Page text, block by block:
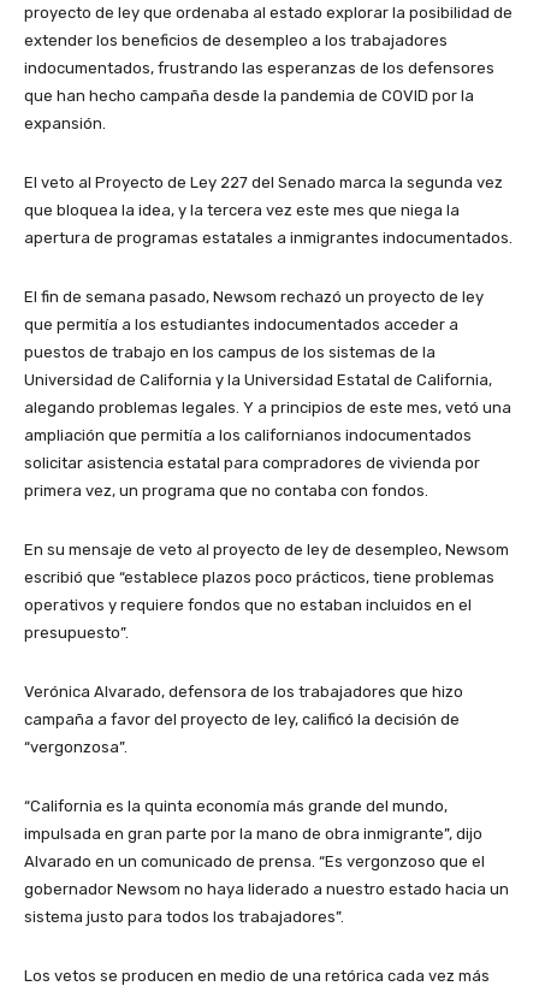
c
t
o
r
d
a
u
d
o
proyecto de ley que ordenaba al estado explorar la posibilidad de
extender los beneficios de desempleo a los trabajadores
indocumentados, frustrando las esperanzas de los defensores
que han hecho campaña desde la pandemia de COVID por la
expansión.
El veto al Proyecto de Ley 227 del Senado marca la segunda vez
que bloquea la idea, y la tercera vez este mes que niega la
apertura de programas estatales a inmigrantes indocumentados.
El fin de semana pasado, Newsom rechazó un proyecto de ley
que permitía a los estudiantes indocumentados acceder a
puestos de trabajo en los campus de los sistemas de la
Universidad de California y la Universidad Estatal de California,
alegando problemas legales. Y a principios de este mes, vetó una
ampliación que permitía a los californianos indocumentados
solicitar asistencia estatal para compradores de vivienda por
primera vez, un programa que no contaba con fondos.
En su mensaje de veto al proyecto de ley de desempleo, Newsom
escribió que “establece plazos poco prácticos, tiene problemas
operativos y requiere fondos que no estaban incluidos en el
presupuesto”.
Verónica Alvarado, defensora de los trabajadores que hizo
campaña a favor del proyecto de ley, calificó la decisión de
“vergonzosa”.
“California es la quinta economía más grande del mundo,
impulsada en gran parte por la mano de obra inmigrante”, dijo
Alvarado en un comunicado de prensa. “Es vergonzoso que el
gobernador Newsom no haya liderado a nuestro estado hacia un
sistema justo para todos los trabajadores”.
Los vetos se producen en medio de una retórica cada vez más